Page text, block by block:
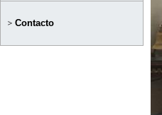
Contacto